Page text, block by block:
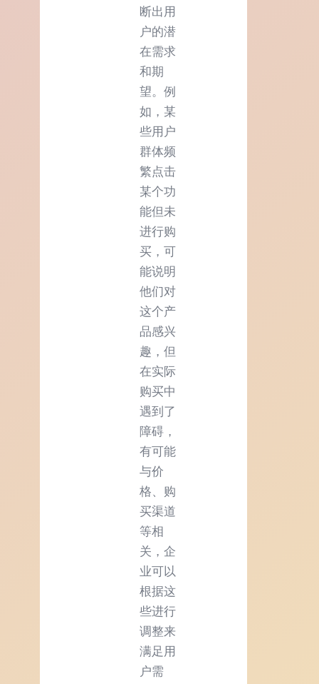
断出用
户的潜
在需求
和期
望。例
如，某
些用户
群体频
繁点击
某个功
能但未
进行购
买，可
能说明
他们对
这个产
品感兴
趣，但
在实际
购买中
遇到了
障碍，
有可能
与价
格、购
买渠道
等相
关，企
业可以
根据这
些进行
调整来
满足用
户需